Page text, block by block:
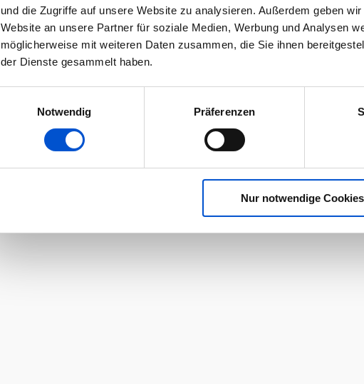
und die Zugriffe auf unsere Website zu analysieren. Außerdem geben
Website an unsere Partner für soziale Medien, Werbung und Analysen
möglicherweise mit weiteren Daten zusammen, die Sie ihnen
der Dienste gesammelt haben.
Notwendig
Präferenzen
Nur notwendige Cookies